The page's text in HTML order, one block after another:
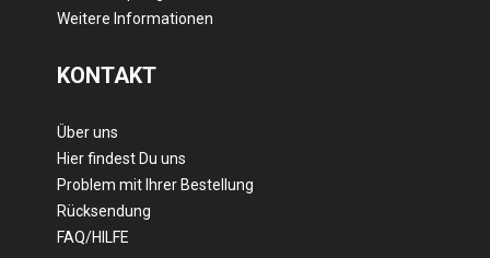
Weitere Informationen
KONTAKT
Über uns
Hier findest Du uns
Problem mit Ihrer Bestellung
Rücksendung
FAQ/HILFE